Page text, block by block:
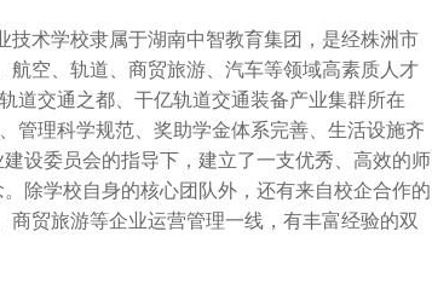
术学校隶属于湖南中智教育集团，是经株洲市
空、轨道、商贸旅游、汽车等领域高素质人才
道交通之都、干亿轨道交通装备产业集群所在
管理科学规范、奖助学金体系完善、生活设施齐
设委员会的指导下，建立了一支优秀、高效的师
除学校自身的核心团队外，还有来自校企合作的
贸旅游等企业运营管理一线，有丰富经验的双